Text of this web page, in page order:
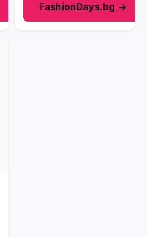
FashionDays.bg →